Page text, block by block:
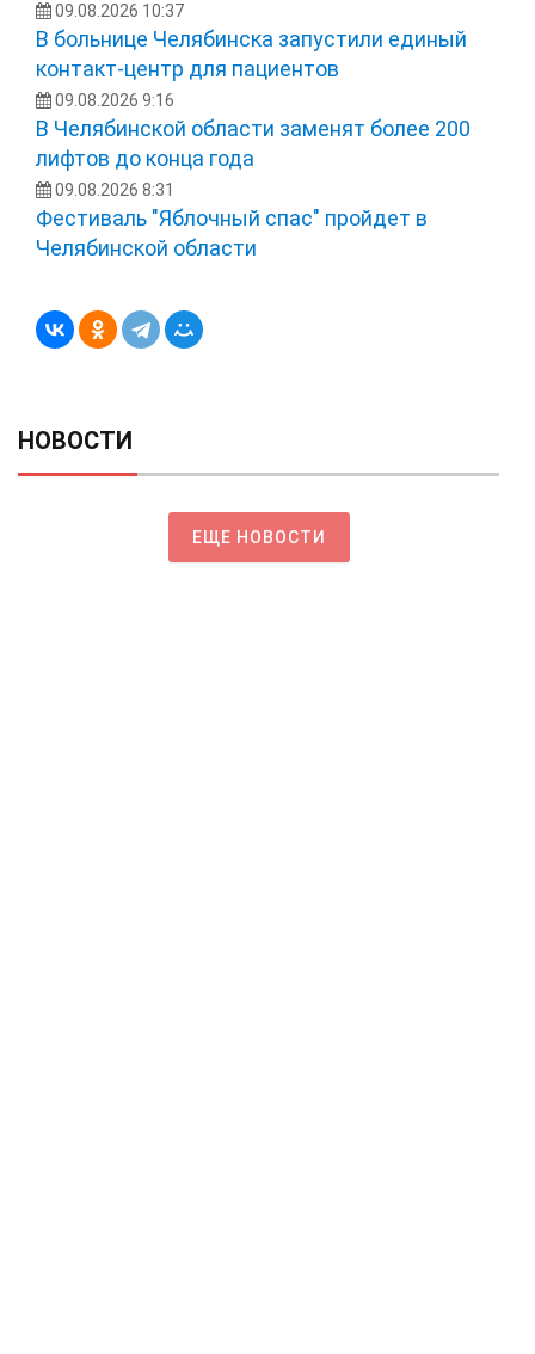
09.08.2026 10:37
В больнице Челябинска запустили единый
контакт-центр для пациентов
09.08.2026 9:16
В Челябинской области заменят более 200
лифтов до конца года
09.08.2026 8:31
Фестиваль "Яблочный спас" пройдет в
Челябинской области
НОВОСТИ
ЕЩЕ НОВОСТИ